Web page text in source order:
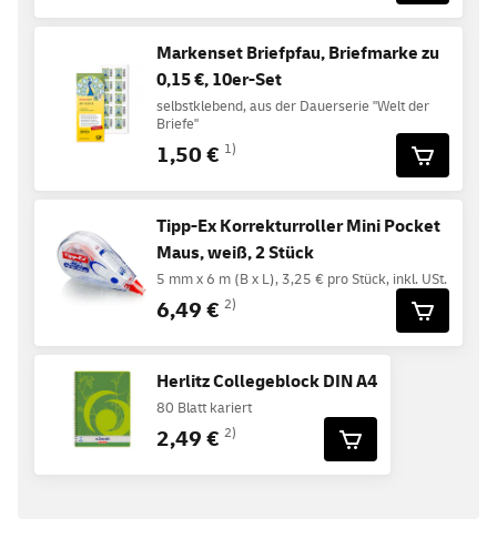
Markenset Briefpfau, Briefmarke zu
0,15 €, 10er-Set
selbstklebend, aus der Dauerserie "Welt der
Briefe"
1,50 € 1)
Tipp-Ex Korrekturroller Mini Pocket
Maus, weiß, 2 Stück
5 mm x 6 m (B x L), 3,25 € pro Stück, inkl. USt.
6,49 € 2)
Herlitz Collegeblock DIN A4
80 Blatt kariert
2,49 € 2)